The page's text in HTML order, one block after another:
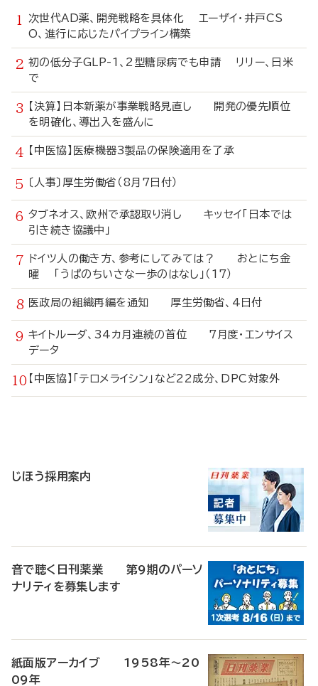
次世代AD薬、開発戦略を具体化 エーザイ・井戸CS
O、進行に応じたパイプライン構築
初の低分子GLP-1、2型糖尿病でも申請 リリー、日米
で
【決算】日本新薬が事業戦略見直し 開発の優先順位
を明確化、導出入を盛んに
【中医協】医療機器3製品の保険適用を了承
〔人事〕厚生労働省（8月7日付）
タブネオス、欧州で承認取り消し キッセイ「日本では
引き続き協議中」
ドイツ人の働き方、参考にしてみては？ おとにち金
曜 「うぱのちいさな一歩のはなし」（17）
医政局の組織再編を通知 厚生労働省、4日付
キイトルーダ、34カ月連続の首位 7月度・エンサイス
データ
【中医協】「テロメライシン」など22成分、DPC対象外
じほう採用案内
音で聴く日刊薬業 第9期のパーソ
ナリティを募集します
紙面版アーカイブ 1958年～20
09年